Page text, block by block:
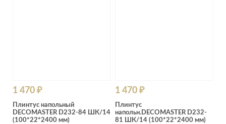
1 470 ₽
Плинтус напольный
DECOMASTER D232-84 ШК/14
(100*22*2400 мм)
1 470 ₽
Плинтус
напольн.DECOMASTER D232-
81 ШК/14 (100*22*2400 мм)